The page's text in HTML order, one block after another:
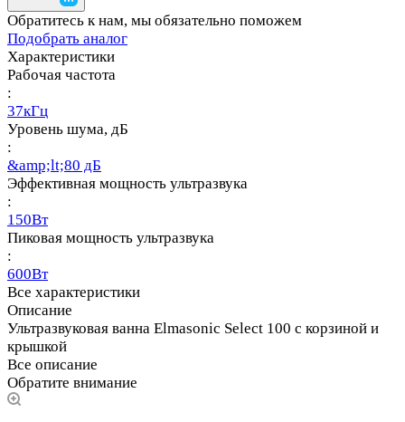
Обратитесь к нам, мы обязательно поможем
Подобрать аналог
Характеристики
Рабочая частота
:
37кГц
Уровень шума, дБ
:
&amp;lt;80 дБ
Эффективная мощность ультразвука
:
150Вт
Пиковая мощность ультразвука
:
600Вт
Все характеристики
Описание
Ультразвуковая ванна Elmasonic Select 100 с корзиной и
крышкой
Все описание
Обратите внимание